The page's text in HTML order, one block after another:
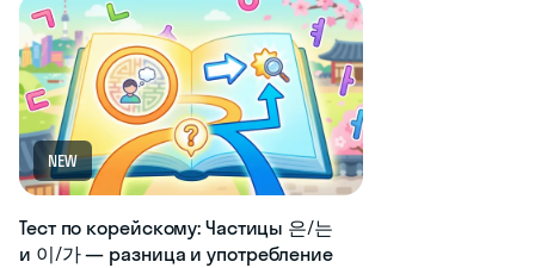
NEW
Тест по корейскому: Частицы 은/는
и 이/가 — разница и употребление